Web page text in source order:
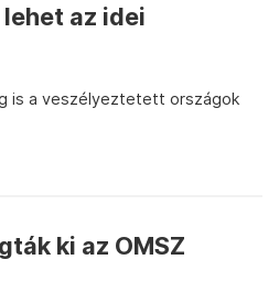
az idei
is a veszélyeztetett országok
ki az OMSZ